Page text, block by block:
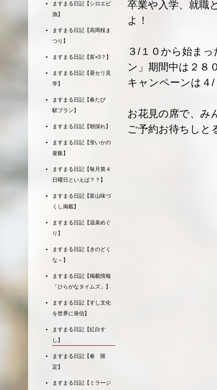
卒業や入学、就職
よ！
３/１０から始ま
ン」期間中は２８
キャンペーンは４
お花見の席で、み
ご予約お待ちしと
ますまる日記【シロエビ
漁】
ますまる日記【高岡桜ま
つり】
ますまる日記【富×3？】
ますまる日記【昼セリ見
学】
ますまる日記【春たび
駅プラン】
ますまる日記【朝採れ】
ますまる日記【蛍いかの
釜飯】
ますまる日記【毎月第４
日曜日といえば？？】
ますまる日記【富山味づ
くし掲載】
ますまる日記【温泉めぐ
り】
ますまる日記【きのどく
な～】
ますまる日記【掲載情報
「ひらがなタイムズ」】
ますまる日記【すし文化
を世界に発信】
ますまる日記【紅白す
し】
ますまる日記【春 限
定】
ますまる日記【ミラージ